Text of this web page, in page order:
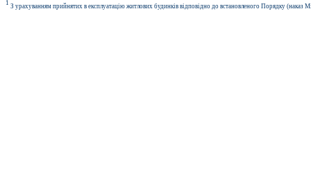
1
З урахуванням прийнятих в експлуатацію житлових будинків відповідно до встановленого Порядку